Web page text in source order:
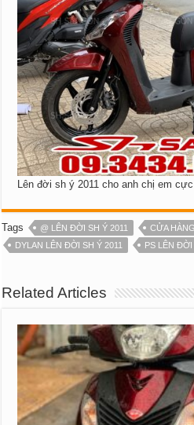
Lên đời sh ý 2011 cho anh chị em
Tags @ LÊN ĐỜI SH Ý 2011
CỬA
DYLAN LÊN ĐỜI SH Ý 2011
PS LÊN ĐỜI
Related Articles